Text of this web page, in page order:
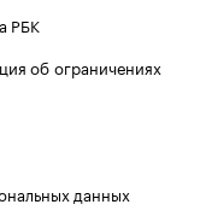
РБК
об ограничениях
данных